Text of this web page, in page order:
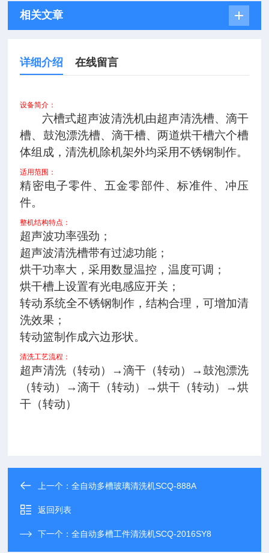
相关文章
详细介绍 在线留言
设备简介：
六槽式超声波清洗机由超声清洗槽、滴干
槽、鼓泡漂洗槽、滴干槽、两道烘干槽六个槽
体组成，清洗机除机架外均采用不锈钢制作。
适用范围：
精密电子零件、五金零部件、标准件、冲压
件。
整机结构特点：
超声波功率强劲；
超声波清洗槽带有过滤功能；
烘干功率大，采用数显温控，温度可调；
烘干槽上设置有光电感应开关；
转动系统全不锈钢制作，结构合理，可增加清
洗效果；
转动篮制作成六边形状。
清洗工艺流程：
超声清洗（转动）→滴干（转动）→鼓泡漂洗
（转动）→滴干（转动）→烘干（转动）→烘
干（转动）
上一个：全自动多槽玻璃清洗机SCQ-888A
返回列表
下一个：全自动多槽工件清洗机SCQ-2016SY8